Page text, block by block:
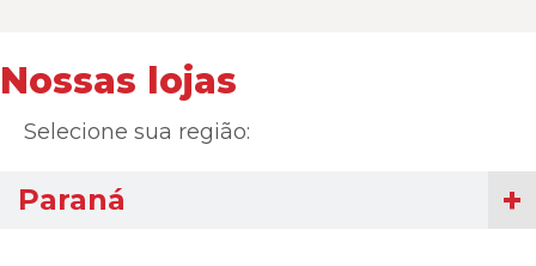
Nossas lojas
Selecione sua região:
Paraná